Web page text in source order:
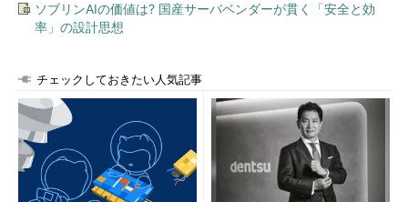
ソブリンAIの価値は? 国産サーバベンダーが貫く「安全と効
率」の設計思想
チェックしておきたい人気記事